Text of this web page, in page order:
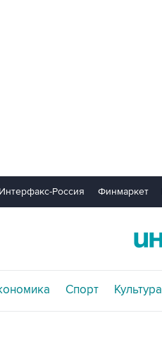
Интерфакс-Россия Финмаркет
Спорт Культура